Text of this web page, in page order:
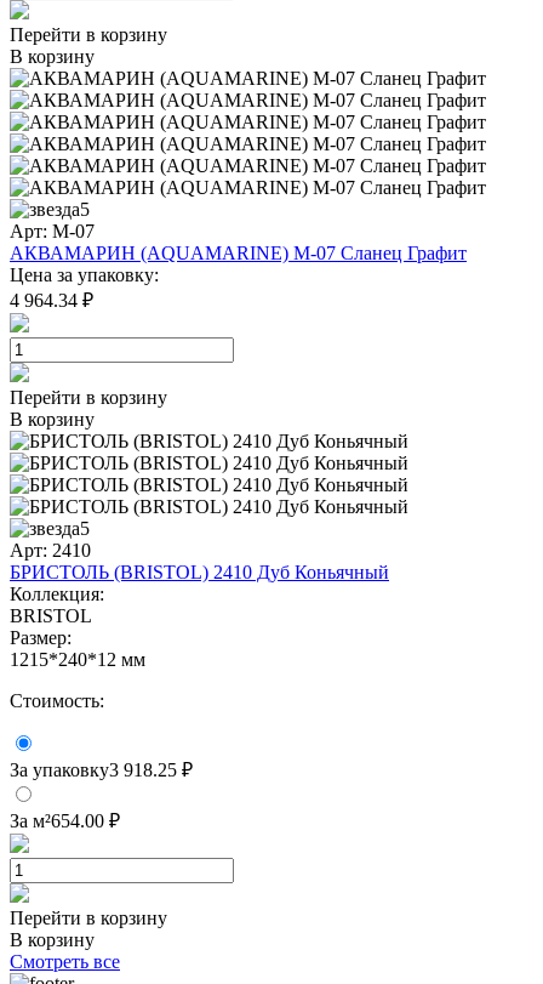
Перейти в корзину
В корзину
5
Арт: M-07
АКВАМАРИН (AQUAMARINE) M-07 Сланец Графит
Цена за упаковку:
4 964.34 ₽
Перейти в корзину
В корзину
5
Арт: 2410
БРИСТОЛЬ (BRISTOL) 2410 Дуб Коньячный
Коллекция:
BRISTOL
Размер:
1215*240*12 мм
Стоимость:
За упаковку3 918.25 ₽
За м²654.00 ₽
Перейти в корзину
В корзину
Смотреть все